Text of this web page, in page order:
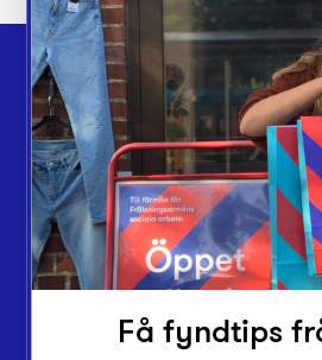
Webbshop
Butiker
Lämna in
Vårt överskott
Inlämningsplatser
Om Myrorna
Lediga jobbFå fyndtips